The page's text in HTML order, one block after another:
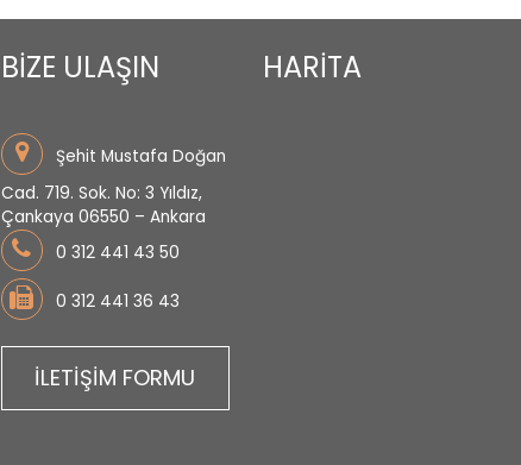
BİZE ULAŞIN
Şehit Mustafa Doğan
Cad. 719. Sok. No: 3 Yıldız,
Çankaya 06550 – Ankara
0 312 441 43 50
0 312 441 36 43
İLETİŞİM FORMU
HARİTA